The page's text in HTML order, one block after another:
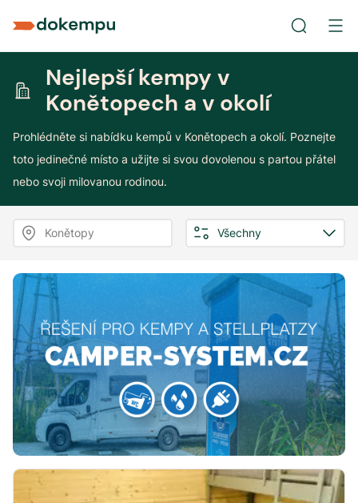
Nejlepší kempy v
Konětopech a v okolí
Prohlédněte si nabídku kempů v Konětopech a okolí. Poznejte
toto jedinečné místo a užijte si svou dovolenou s partou přátel
nebo svoji milovanou rodinou.
Konětopy Všechny